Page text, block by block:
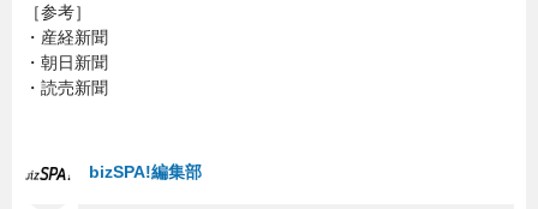
［参考］
・産経新聞
・朝日新聞
・読売新聞
bizSPA!編集部